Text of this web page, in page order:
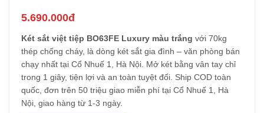
5.690.000đ
Két sắt việt tiệp BO63FE Luxury màu trắng với 70kg
thép chống cháy, là dòng két sắt gia đình – văn phòng bán
chạy nhất tại Cổ Nhuế 1, Hà Nội. Mở két bằng vân tay chỉ
trong 1 giây, tiện lợi và an toàn tuyệt đối. Ship COD toàn
quốc, đơn trên 50 triệu giao miễn phí tại Cổ Nhuế 1, Hà
Nội, giao hàng từ 1-3 ngày.